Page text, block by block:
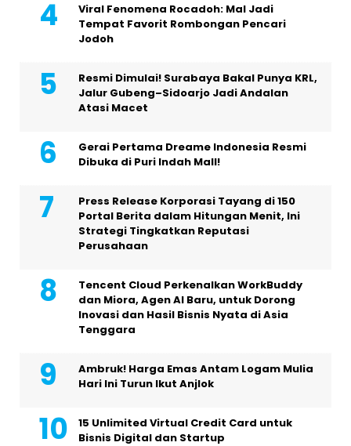
Viral Fenomena Rocadoh: Mal Jadi
Tempat Favorit Rombongan Pencari
Jodoh
Resmi Dimulai! Surabaya Bakal Punya KRL,
Jalur Gubeng–Sidoarjo Jadi Andalan
Atasi Macet
Gerai Pertama Dreame Indonesia Resmi
Dibuka di Puri Indah Mall!
Press Release Korporasi Tayang di 150
Portal Berita dalam Hitungan Menit, Ini
Strategi Tingkatkan Reputasi
Perusahaan
Tencent Cloud Perkenalkan WorkBuddy
dan Miora, Agen AI Baru, untuk Dorong
Inovasi dan Hasil Bisnis Nyata di Asia
Tenggara
Ambruk! Harga Emas Antam Logam Mulia
Hari Ini Turun Ikut Anjlok
15 Unlimited Virtual Credit Card untuk
Bisnis Digital dan Startup